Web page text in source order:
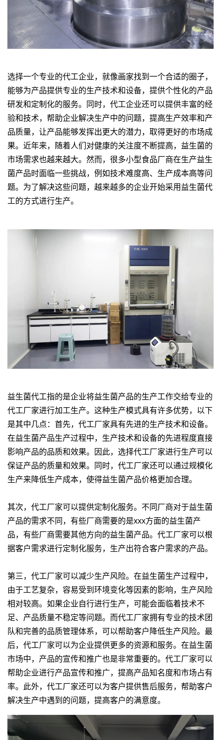
选择一个专业的代工企业，就像画家找到一个合适的圈子，
能够为产品提供专业的生产技术和设备，提供个性化的产品
研发和定制化的服务。同时，代工企业还可以提供丰富的经
验和技术，帮助企业解决生产中的问题，提高生产效率和产
品质量，让产品能够发挥出更大的潜力，取得更好的市场成
果。近年来，随着人们对健康的关注度不断提高，益生菌的
市场需求也越来越大。然而，很多小型食品厂商在生产益生
菌产品时面临一些挑战，例如技术难度高、生产成本高等问
题。为了解决这些问题，越来越多的企业开始采用益生菌代
工的方式进行生产。
益生菌代工指的是企业将益生菌产品的生产工作交给专业的
代工厂家进行加工生产。这种生产模式具有许多优势，以下
是其中几点：首先，代工厂家具有先进的生产技术和设备。
在益生菌产品生产过程中，生产技术和设备的先进程度直接
影响产品的品质和效果。因此，选择代工厂家进行生产可以
保证产品的质量和效果。同时，代工厂家还可以通过规模化
生产来降低生产成本，使得益生菌产品价格更加合理。
其次，代工厂家可以提供定制化服务。不同厂商对于益生菌
产品的需求不同，有些厂商需要的是xxx方面的益生菌产
品，有些厂商需要其他方向的益生菌产品。代工厂家可以根
据客户需求进行定制化服务，生产出符合客户需求的产品。
第三，代工厂家可以减少生产风险。在益生菌生产过程中，
由于工艺复杂，容易受到环境变化等因素的影响，生产风险
相对较高。如果企业自行进行生产，可能会面临着技术不
足、产品质量不稳定等问题。而代工厂家拥有专业的技术团
队和完善的品质管理体系，可以帮助客户降低生产风险。最
后，代工厂家可以为企业提供更多的资源和服务。在益生菌
市场中，产品的宣传和推广也是非常重要的。代工厂家可以
帮助企业进行产品宣传和推广，提高产品知名度和市场占有
率。此外，代工厂家还可以为客户提供售后服务，帮助客户
解决生产中遇到的问题，提高客户的满意度。